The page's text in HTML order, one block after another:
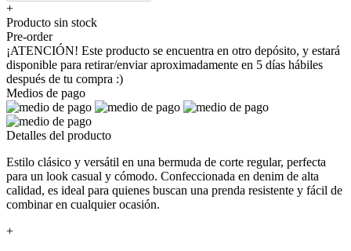
+
Producto sin stock
Pre-order
¡ATENCIÓN! Este producto se encuentra en otro depósito, y estará
disponible para retirar/enviar aproximadamente en 5 días hábiles
después de tu compra :)
Medios de pago
Detalles del producto
Estilo clásico y versátil en una bermuda de corte regular, perfecta
para un look casual y cómodo. Confeccionada en denim de alta
calidad, es ideal para quienes buscan una prenda resistente y fácil de
combinar en cualquier ocasión.
+